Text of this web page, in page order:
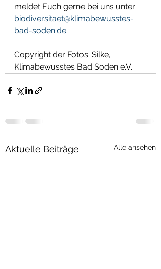
meldet Euch gerne bei uns unter
biodiversitaet@klimabewusstes-
bad-soden.de.
Copyright der Fotos: Silke,
Klimabewusstes Bad Soden e.V.
Aktuelle Beiträge Alle ansehen